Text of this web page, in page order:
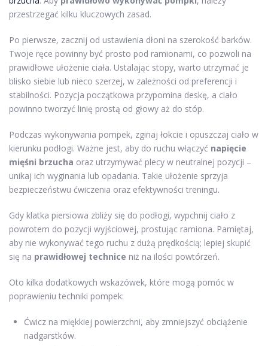
przestrzegać kilku kluczowych zasad.
Po pierwsze, zacznij od ustawienia dłoni na szerokość barków.
Twoje ręce powinny być prosto pod ramionami, co pozwoli na
prawidłowe ułożenie ciała. Ustalając stopy, warto utrzymać je
blisko siebie lub nieco szerzej, w zależności od preferencji i
stabilności. Pozycja początkowa przypomina deskę, a ciało
powinno tworzyć linię prostą od głowy aż do stóp.
Podczas wykonywania pompek, zginaj łokcie i opuszczaj ciało w
kierunku podłogi. Ważne jest, aby do ruchu włączyć napięcie
mięśni brzucha oraz utrzymywać plecy w neutralnej pozycji –
unikaj ich wyginania lub opadania. Takie ułożenie sprzyja
bezpieczeństwu ćwiczenia oraz efektywności treningu.
Gdy klatka piersiowa zbliży się do podłogi, wypchnij ciało z
powrotem do pozycji wyjściowej, prostując ramiona. Pamiętaj,
aby nie wykonywać tego ruchu z dużą prędkością; lepiej skupić
się na prawidłowej technice niż na ilości powtórzeń.
Oto kilka dodatkowych wskazówek, które mogą pomóc w
poprawieniu techniki pompek:
Ćwicz na miękkiej powierzchni, aby zmniejszyć obciążenie
nadgarstków.